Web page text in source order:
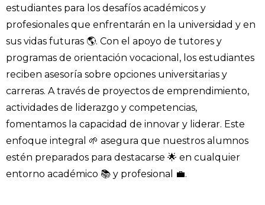
estudiantes para los desafíos académicos y
profesionales que enfrentarán en la universidad y en
sus vidas futuras 🌎. Con el apoyo de tutores y
programas de orientación vocacional, los estudiantes
reciben asesoría sobre opciones universitarias y
carreras. A través de proyectos de emprendimiento,
actividades de liderazgo y competencias,
fomentamos la capacidad de innovar y liderar. Este
enfoque integral 🌱 asegura que nuestros alumnos
estén preparados para destacarse 🌟 en cualquier
entorno académico 📚 y profesional 💼.